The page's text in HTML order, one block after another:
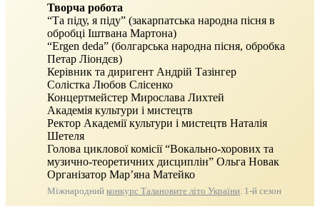
Творча робота
“Та піду, я піду” (закарпатська народна пісня в
обробці Іштвана Мартона)
“Ergen deda” (болгарська народна пісня, обробка
Петар Ліондєв)
Керівник та диригент Андрій Тазінгер
Солістка Любов Слісенко
Концертмейстер Мирослава Лихтей
Академія культури і мистецтв
Ректор Академії культури і мистецтв Наталія
Шетеля
Голова циклової комісії “Вокально-хорових та
музично-теоретичних дисциплін” Ольга Новак
Організатор Мар’яна Матейко
Міжнародний конкурс Талановите літо України . 1‑й сезон